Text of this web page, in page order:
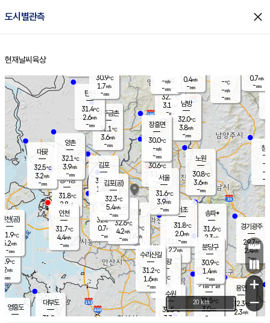
도시별관측 close
홈
현재날씨 육상
의도
℃
m/s
mm
영흥도
양주
32.7℃
3.1
-mm
과천
31.0℃
2.2m/s
- mm
용인
32.3℃
2.3m/s
경기광주
29.7℃
2.4m/s
-mm
대부도
31.8
경서동
31.8℃
2.8 m/s
-mm
파주금촌
31.1℃
3.6m/s
-mm
-℃
-m/s
-mm
대곶
32.5℃
3.2m/s
-mm
창
-
-m/
-
탄현
31.4℃
2.6m/s
-mm
0.7m/s
-mm
의왕
- ℃
m/s
mm
김포
31.5℃
1.8 m/s
mm
광명
31.9 ℃
2.8 m/s
-mm
부천
32.8℃
0.7m/s
-mm
양촌
32.1℃
3.9m/s
-mm
구로
32.6℃
4.2m/s
-mm
은평
30.6℃
3.1 m/s
- mm
노원
30.8℃
3.6m/s
-mm
송파*
31.6℃
2.3m/s
-mm
서초
31.8℃
2.0m/s
-mm
남방
32.0℃
3.8m/s
-mm
기흥구갈
31.5℃
3.0m/s
-
수리산길
31.2℃
1.6m/s
-mm
분당구
30.9℃
1.4m/s
-mm
장흥면
30.0℃
-m/s
-mm
-m/s
-mm
인천(공)
31.9℃
5.2m/s
-mm
김포(공)
32.3℃
5.4m/s
-mm
수원
31.5℃
3.3 m/s
인천
31.7℃
4.4m/s
-mm
서울
31.6℃
3.9m/s
-mm
30.9℃
1.7m/s
-mm
0.4m/s
-mm
+
−
20 km